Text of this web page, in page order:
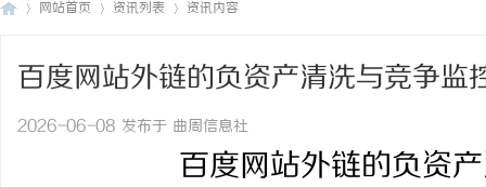
网站首页 资讯列表 资讯内容
百度网站外链的负资产清洗与竞争监
2026-06-08 发布于 曲周信息社
百度网站外链的负资